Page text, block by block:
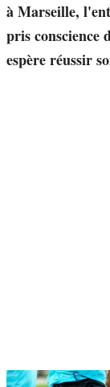
à Marseille,
pris conscience
espère réussir